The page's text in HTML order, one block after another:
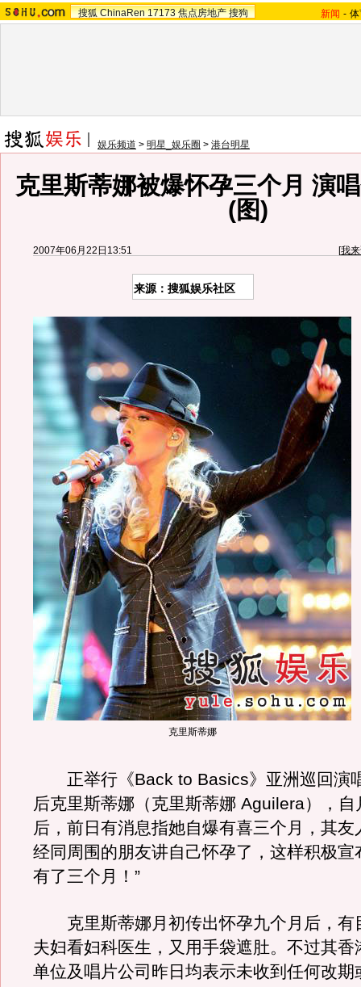
搜狐 ChinaRen 17173 焦点房地产 搜狗 新闻 -
娱乐频道 > 明星_娱乐圈 > 港台明星
克里斯蒂娜被爆怀孕三个月 演
(图)
2007年06月22日13:51 [我
来源：搜狐娱乐社区
克里斯蒂娜
正举行《Back to Basics》亚洲巡回演
后克里斯蒂娜（克里斯蒂娜 Aguilera），自
后，前日有消息指她自爆有喜三个月，其友
经同周围的朋友讲自己怀孕了，这样积极宣
有了三个月！”
克里斯蒂娜月初传出怀孕九个月后，有
夫妇看妇科医生，又用手袋遮肚。不过其香
单位及唱片公司昨日均表示未收到任何改期